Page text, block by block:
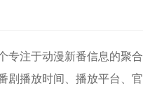
专注于动漫新番信息的聚
剧播放时间、播放平台、